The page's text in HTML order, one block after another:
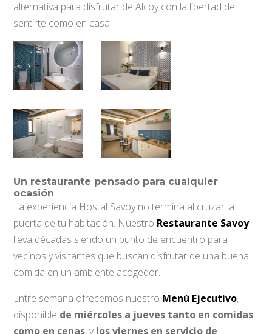
alternativa para disfrutar de Alcoy con la libertad de
sentirte como en casa.
Un restaurante pensado para cualquier
ocasión
La experiencia Hostal Savoy no termina al cruzar la
puerta de tu habitación. Nuestro Restaurante Savoy
lleva décadas siendo un punto de encuentro para
vecinos y visitantes que buscan disfrutar de una buena
comida en un ambiente acogedor.
Entre semana ofrecemos nuestro Menú Ejecutivo,
disponible de miércoles a jueves tanto en comidas
como en cenas, ylos viernes en servicio de